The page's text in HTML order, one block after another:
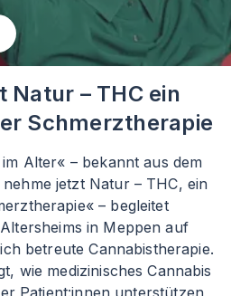
– THC ein
Schmerztherapie
Alter« – bekannt aus dem
jetzt Natur – THC, ein
– begleitet
in Meppen auf
betreute Cannabistherapie.
wie medizinisches Cannabis
Patient:innen unterstützen